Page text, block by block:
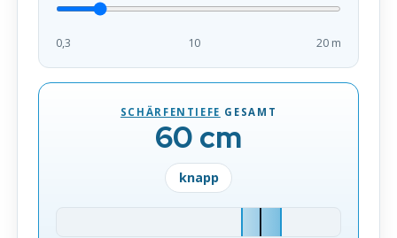
0,3 10 20 m
SCHÄRFENTIEFE GESAMT
60 cm
knapp